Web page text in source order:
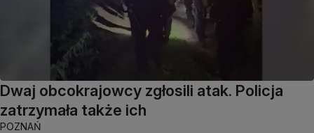
Dwaj obcokrajowcy zgłosili atak. Policja
zatrzymała także ich
POZNAŃ